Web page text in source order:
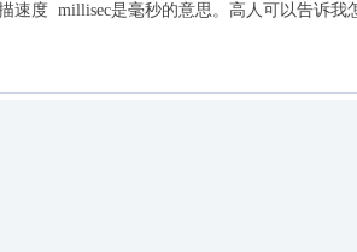
速度 millisec是毫秒的意思。高人可以告诉我